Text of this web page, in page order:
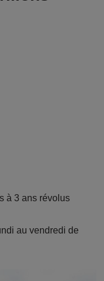
à 3 ans révolus
au vendredi de